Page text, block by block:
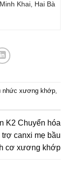
Khai, Hai Bà
nhức xương khớp
K2 Chuyển hóa
canxi mẹ bầu
cơ xương khớp